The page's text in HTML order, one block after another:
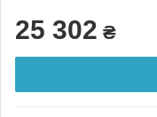
25 302 ₴